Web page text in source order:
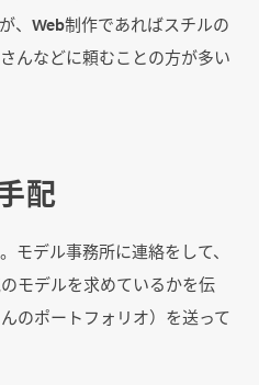
、Web制作であればスチルの
んなどに頼むことの方が多い
配
モデル事務所に連絡をして、
モデルを求めているかを伝
のポートフォリオ）を送って